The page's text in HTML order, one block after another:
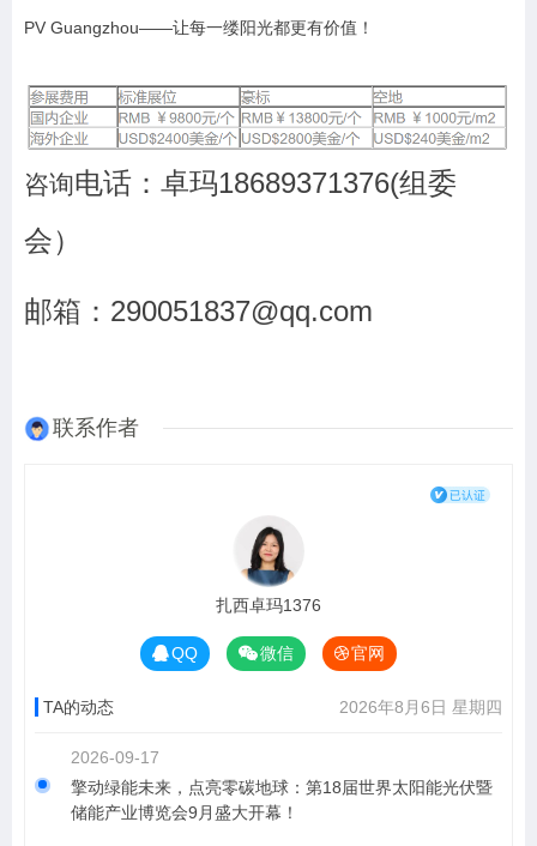
PV Guangzhou——让每一缕阳光都更有价值！
咨询电话：卓玛18689371376(组委
会）
邮箱：290051837@qq.com
联系作者
扎西卓玛1376
QQ 微信 官网
TA的动态 2026年8月6日 星期四
2026-09-17
擎动绿能未来，点亮零碳地球：第18届世界太阳能光伏暨
储能产业博览会9月盛大开幕！